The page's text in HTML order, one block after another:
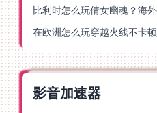
影音加速器